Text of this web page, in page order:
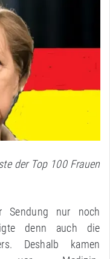
der Top 100 Frauen
Sendung nur noch
denn auch die
Deshalb kamen